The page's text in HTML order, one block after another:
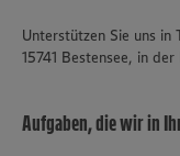
Unterstützen Sie uns
15741 Bestensee, in
Aufgaben, die wir in